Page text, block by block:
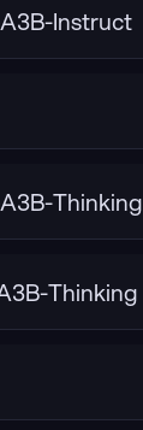
Instruct
Thinking
Thinking